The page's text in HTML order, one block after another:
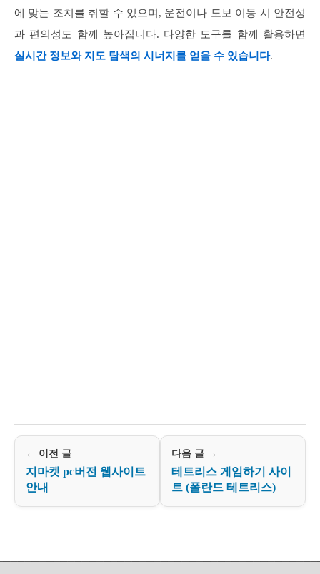
에 맞는 조치를 취할 수 있으며, 운전이나 도보 이동 시 안전성
과 편의성도 함께 높아집니다. 다양한 도구를 함께 활용하면
실시간 정보와 지도 탐색의 시너지를 얻을 수 있습니다.
← 이전 글
지마켓 pc버전 웹사이트
안내
다음 글 →
테트리스 게임하기 사이
트 (폴란드 테트리스)